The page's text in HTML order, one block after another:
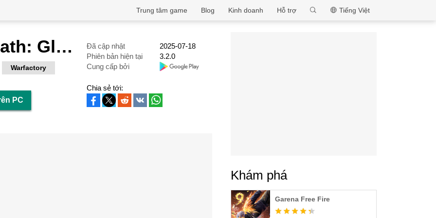
MEmu
Tiếng Việt
Hỗ trợ
Kinh doanh
Blog
Trung tâm game
Age of Warpath: Global Warzone
Warfactory
Đã cập nhật
2025-07-18
Phiên bản hiện tại
3.2.0
Cung cấp bởi
PC
Chia sẻ tới:
Khám phá
Garena Free Fire